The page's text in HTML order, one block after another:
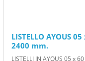
LISTELLO AYOUS
2400 mm.
LISTELLI IN AYOUS 05 x